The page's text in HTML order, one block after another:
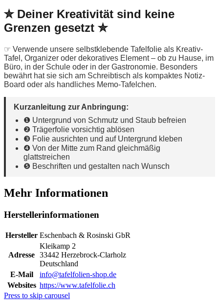
✮ Deiner Kreativität sind keine
Grenzen gesetzt ✮
☞ Verwende unsere selbstklebende Tafelfolie als Kreativ-
Tafel, Organizer oder dekoratives Element – ob zu Hause, im
Büro, in der Schule oder in der Gastronomie. Besonders
bewährt hat sie sich am Schreibtisch als kompaktes Notiz-
Board oder als handliches Memo-Tafelchen.
Kurzanleitung zur Anbringung:
❶ Untergrund von Schmutz und Staub befreien
❷ Trägerfolie vorsichtig ablösen
❸ Folie ausrichten und auf Untergrund kleben
❹ Von der Mitte zum Rand gleichmäßig
glattstreichen
❺ Beschriften und gestalten nach Wunsch
Mehr Informationen
Herstellerinformationen
Hersteller Eschenbach & Rosinski GbR
Adresse
Kleikamp 2
33442 Herzebrock-Clarholz
Deutschland
E-Mail
info@tafelfolien-shop.de
Websites https://www.tafelfolie.ch
Press to skip carousel